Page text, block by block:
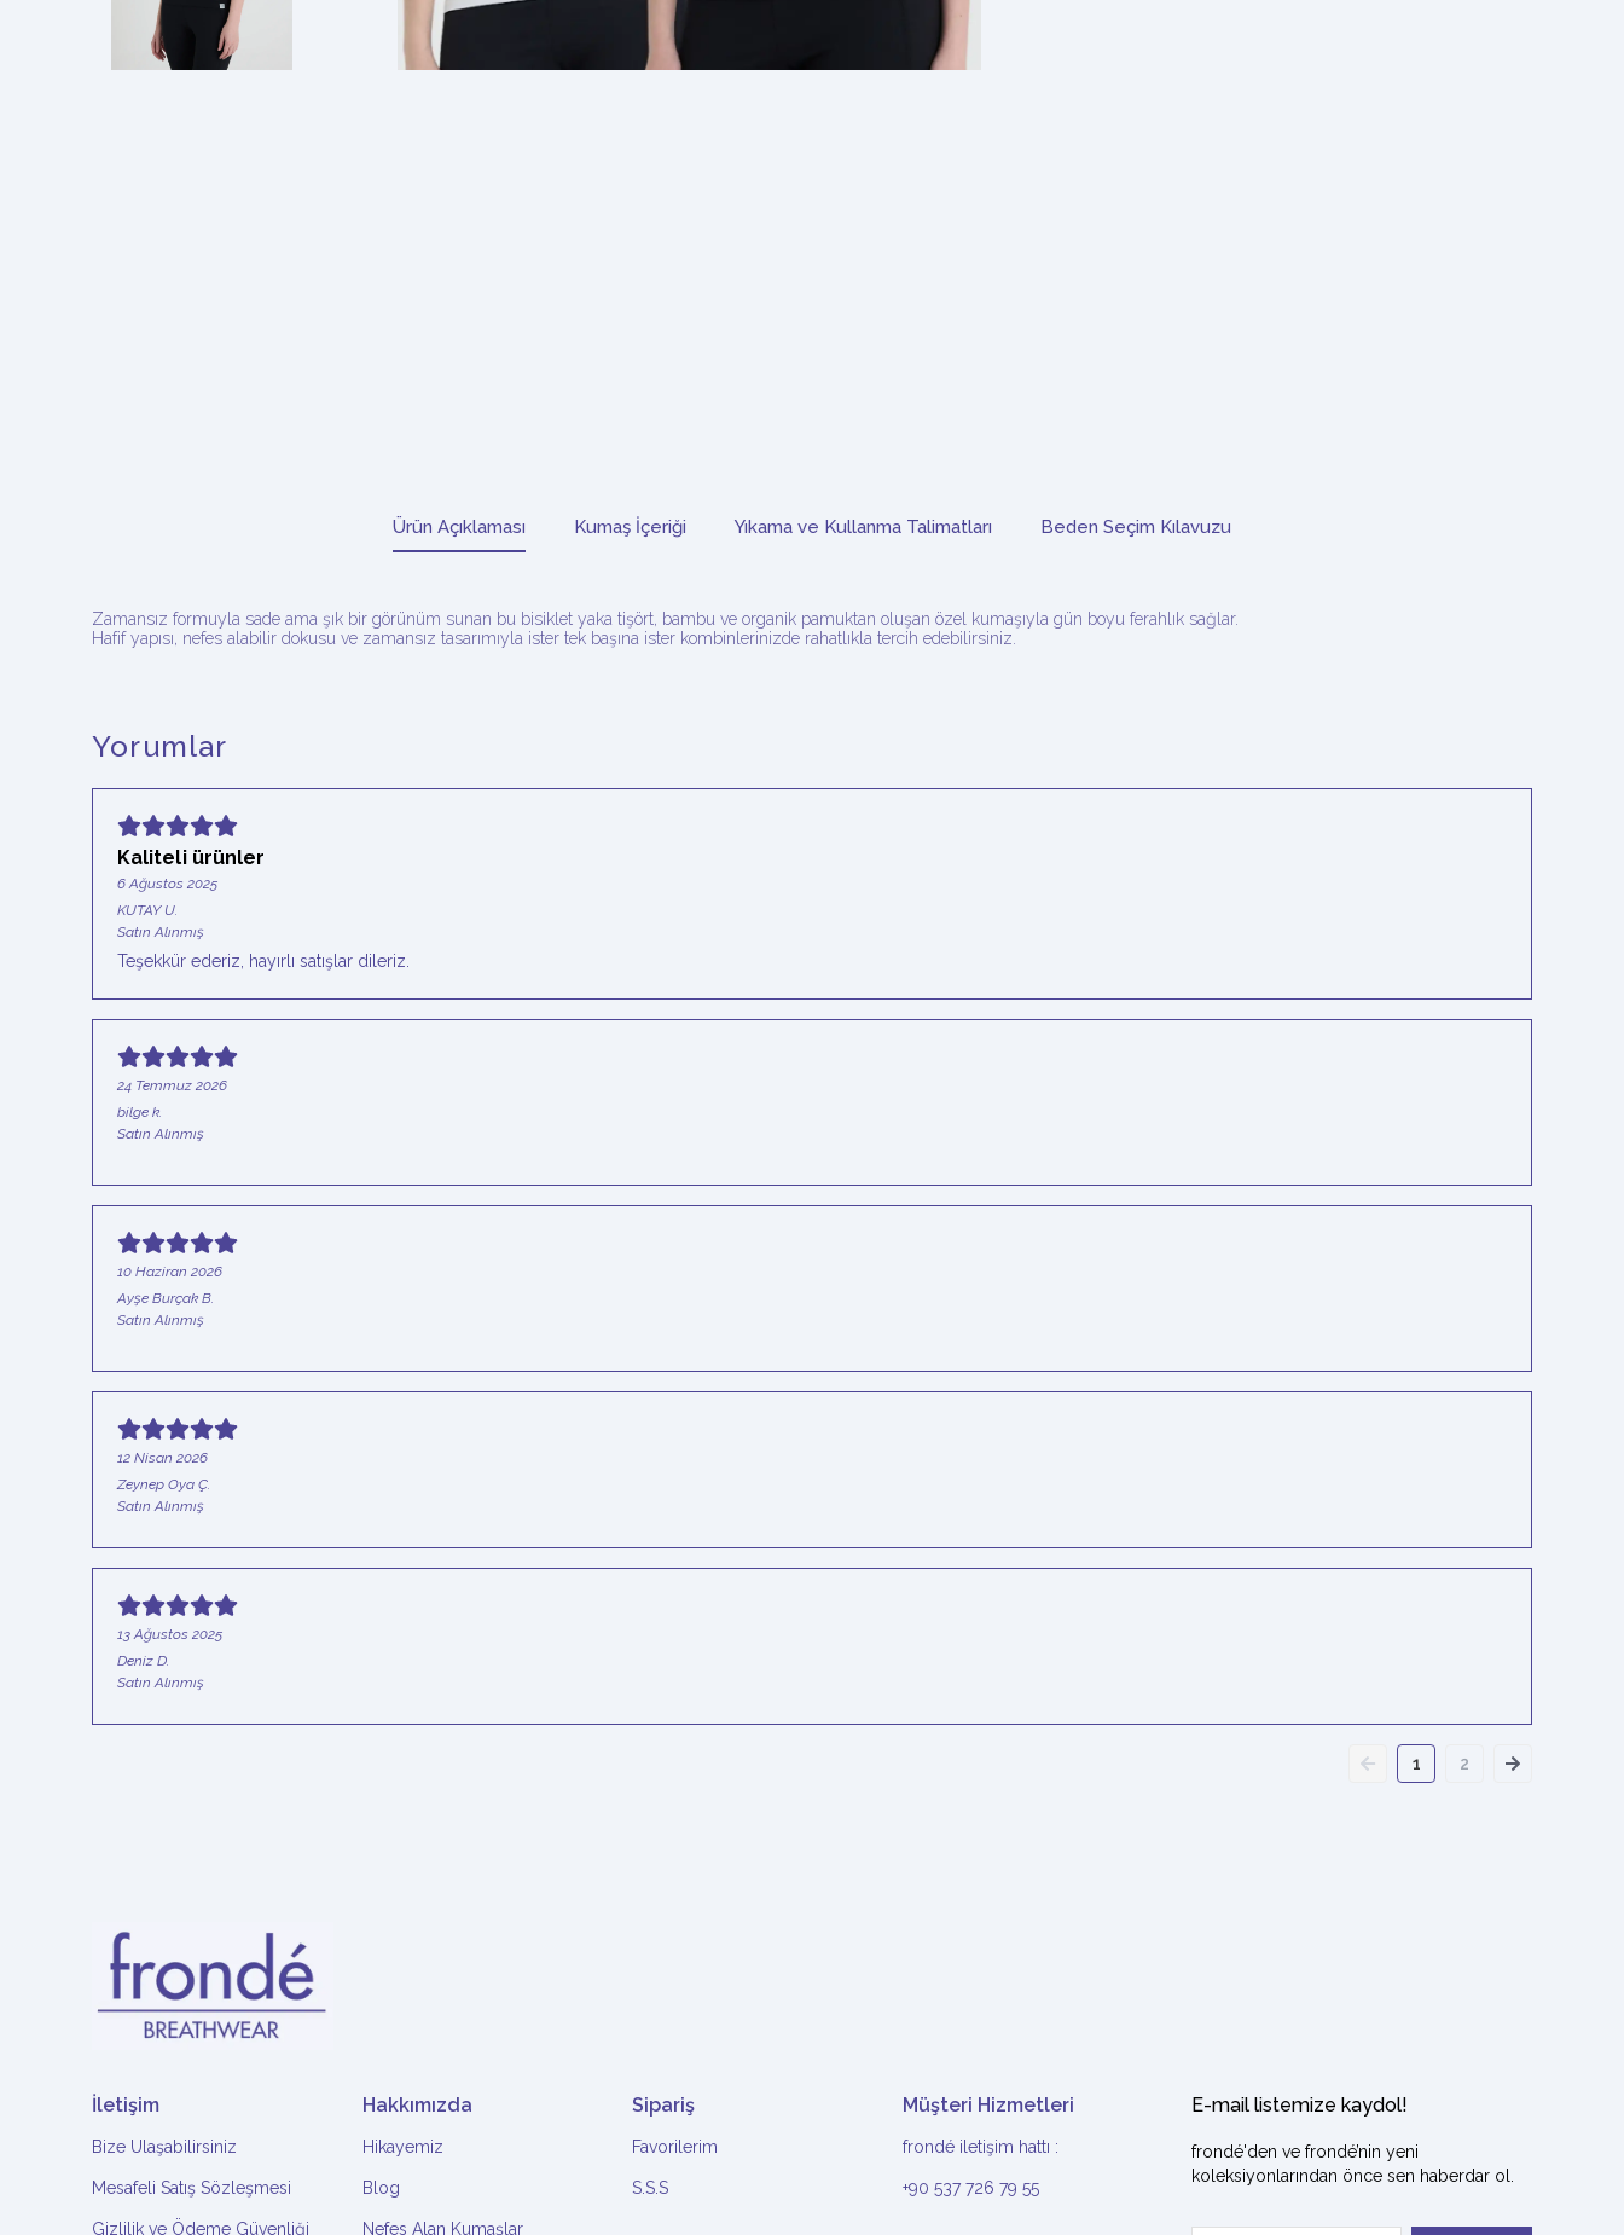
Ürün Açıklaması Kumaş İçeriği Yıkama ve Kullanma Talimatları Beden Seçim Kılavuzu
Zamansız formuyla sade ama şık bir görünüm sunan bu bisiklet yaka tişört, bambu ve organik pamuktan oluşan özel kumaşıyla gün boyu ferahlık sağlar.
Hafif yapısı, nefes alabilir dokusu ve zamansız tasarımıyla ister tek başına ister kombinlerinizde rahatlıkla tercih edebilirsiniz.
Yorumlar
Kaliteli ürünler
6 Ağustos 2025
KUTAY U.
Satın Alınmış
Teşekkür ederiz, hayırlı satışlar dileriz.
24 Temmuz 2026
bilge k.
Satın Alınmış
10 Haziran 2026
Ayşe Burçak B.
Satın Alınmış
12 Nisan 2026
Zeynep Oya Ç.
Satın Alınmış
13 Ağustos 2025
Deniz D.
Satın Alınmış
1 2
İletişim
Bize Ulaşabilirsiniz
Mesafeli Satış Sözleşmesi
Gizlilik ve Ödeme Güvenliği
Hakkımızda
Hikayemiz
Blog
Nefes Alan Kumaşlar
Sipariş
Favorilerim
S.S.S
Müşteri Hizmetleri
frondé iletişim hattı :
+90 537 726 79 55
E-mail listemize kaydol!
frondé'den ve frondé’nin yeni
koleksiyonlarından önce sen haberdar ol.